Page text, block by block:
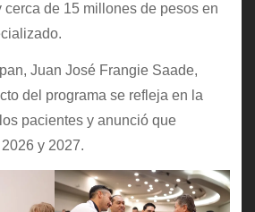
cerca de 15 millones de pesos en
Juan José Frangie Saade,
del programa se refleja en la
pacientes y anunció que
y 2027.